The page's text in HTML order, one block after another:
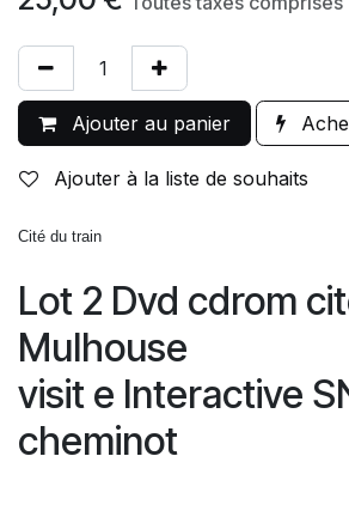
Ajouter au panier
Ajouter à la liste de souhaits
Cité du train
Lot 2 Dvd cdrom
Mulhouse
visit e Interactive
cheminot